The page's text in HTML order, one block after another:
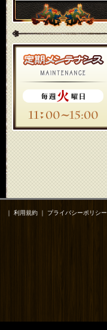
｜ 利用規約 ｜ プライバシーポリシー